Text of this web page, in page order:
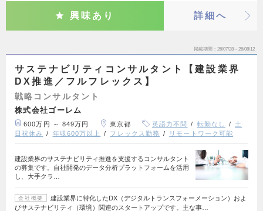
興味あり 詳細へ
掲載期間 26/07/28～26/08/12
サステナビリティコンサルタント【建設業界
DX推進／フルフレックス】
戦略コンサルタント
株式会社ゴーレム
600万円 ～ 849万円 東京都 英語力不問 転勤なし
土
日祝休み
年収600万以上 フレックス勤務 リモートワーク可能
建設業界のサステナビリティ推進を支援するコンサルタント
の募集です。自社開発のデータ分析プラットフォームを活用
し、大手クラ…
会社概要
建設業界に特化したDX（デジタルトランスフォーメーション）およ
びサステナビリティ（環境）関連のスタートアップです。主な事…